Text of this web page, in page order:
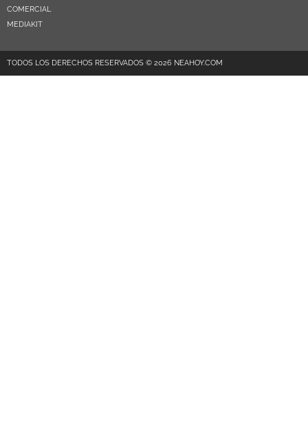
COMERCIAL
MEDIAKIT
TODOS LOS DERECHOS RESERVADOS © 2026 NEAHOY.COM